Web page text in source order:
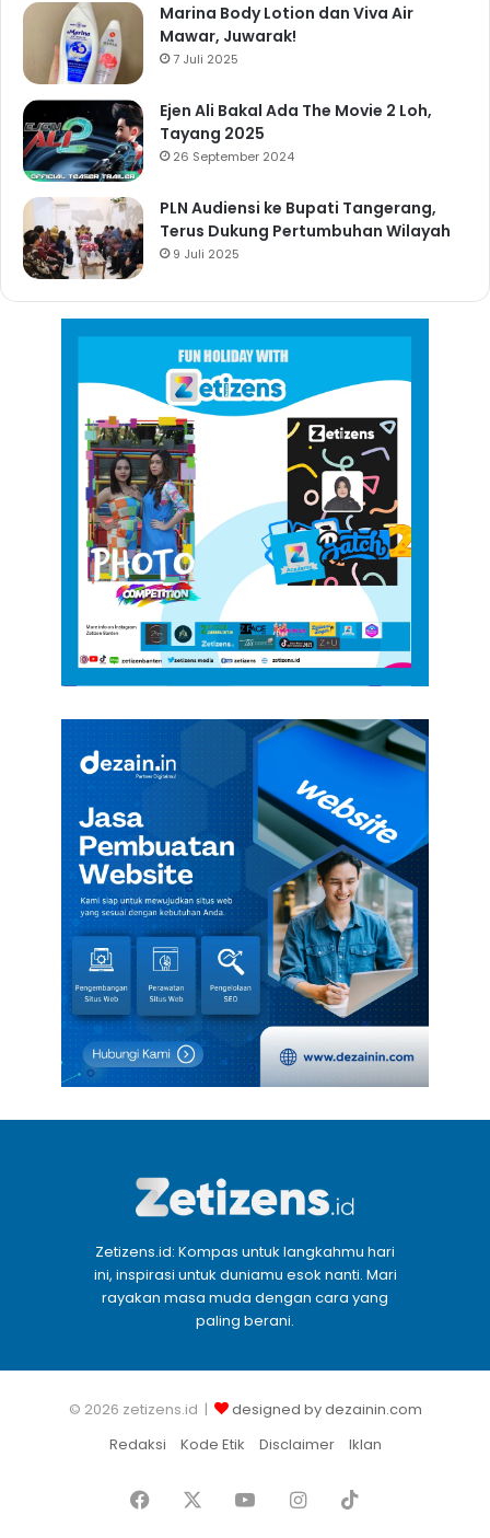
Marina Body Lotion dan Viva Air
Mawar, Juwarak!
7 Juli 2025
Ejen Ali Bakal Ada The Movie 2 Loh,
Tayang 2025
26 September 2024
PLN Audiensi ke Bupati Tangerang,
Terus Dukung Pertumbuhan Wilayah
9 Juli 2025
Zetizens.id: Kompas untuk langkahmu hari
ini, inspirasi untuk duniamu esok nanti. Mari
rayakan masa muda dengan cara yang
paling berani.
© 2026 zetizens.id |
designed by dezainin.com
Redaksi
Kode Etik Disclaimer Iklan
Facebook YouTubeInstagram